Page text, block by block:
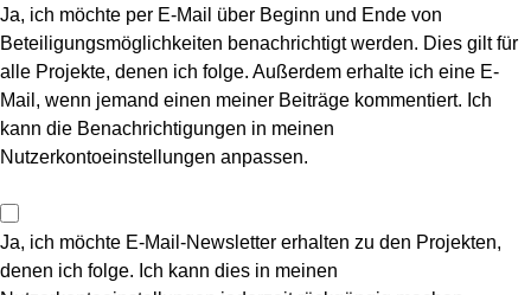
Ja, ich möchte per E-Mail über Beginn und Ende von
Beteiligungsmöglichkeiten benachrichtigt werden. Dies gilt für
alle Projekte, denen ich folge. Außerdem erhalte ich eine E-
Mail, wenn jemand einen meiner Beiträge kommentiert. Ich
kann die Benachrichtigungen in meinen
Nutzerkontoeinstellungen anpassen.
Ja, ich möchte E-Mail-Newsletter erhalten zu den Projekten,
denen ich folge. Ich kann dies in meinen